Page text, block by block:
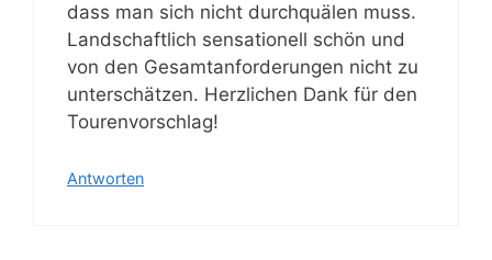
dass man sich nicht durchquälen muss.
Landschaftlich sensationell schön und
von den Gesamtanforderungen nicht zu
unterschätzen. Herzlichen Dank für den
Tourenvorschlag!
Antworten